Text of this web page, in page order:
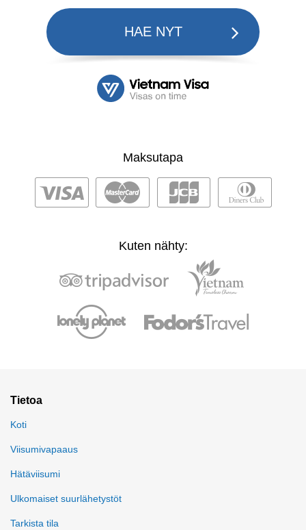
HAE NYT
Maksutapa
Kuten nähty:
Tietoa
Koti
Viisumivapaaus
Hätäviisumi
Ulkomaiset suurlähetystöt
Tarkista tila